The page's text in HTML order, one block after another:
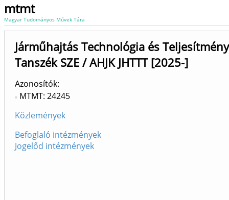
mtmt
Magyar Tudományos Művek Tára
Járműhajtás Technológia és
Tanszék SZE / AHJK JHTTT [2025-]
Azonosítók
MTMT: 24245
Közlemények
Befoglaló intézmények
Jogelőd intézmények